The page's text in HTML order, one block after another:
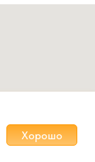
Хорошо